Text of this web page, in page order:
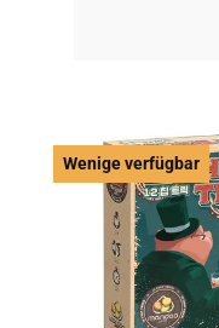
Wenige verfügbar